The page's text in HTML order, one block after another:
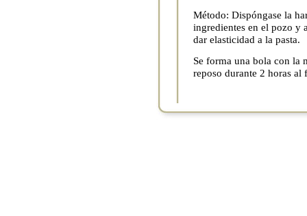
Método: Dispóngase la
ingredientes en el pozo y
dar elasticidad a la pasta.
Se forma una bola con la
reposo durante 2 horas al